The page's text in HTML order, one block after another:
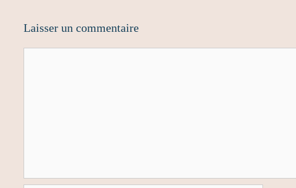
Laisser un commentaire